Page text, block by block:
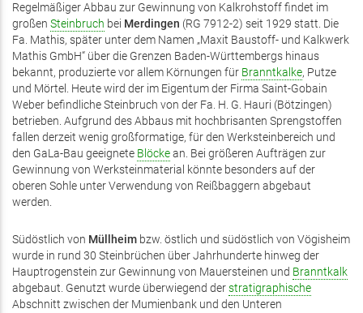
Regelmäßiger Abbau zur Gewinnung von Kalkrohstoff findet im
großen Steinbruch bei Merdingen (RG 7912-2) seit 1929 statt. Die
Fa. Mathis, später unter dem Namen „Maxit Baustoff- und Kalkwerk
Mathis GmbH“ über die Grenzen Baden-Württembergs hinaus
bekannt, produzierte vor allem Körnungen für Branntkalke, Putze
und Mörtel. Heute wird der im Eigentum der Firma Saint-Gobain
Weber befindliche Steinbruch von der Fa. H. G. Hauri (Bötzingen)
betrieben. Aufgrund des Abbaus mit hochbrisanten Sprengstoffen
fallen derzeit wenig großformatige, für den Werksteinbereich und
den GaLa-Bau geeignete Blöckean. Bei größeren Aufträgen zur
Gewinnung von Werksteinmaterial könnte besonders auf der
oberen Sohle unter Verwendung von Reißbaggern abgebaut
werden.
Südöstlich von Müllheim bzw. östlich und südöstlich von Vögisheim
wurde in rund 30 Steinbrüchen über Jahrhunderte hinweg der
Hauptrogenstein zur Gewinnung von Mauersteinen und Branntkalk
abgebaut. Genutzt wurde überwiegend derstratigraphische
Abschnitt zwischen der Mumienbank und den Unteren